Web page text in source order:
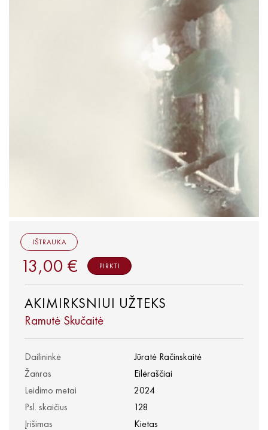
AKIMIRKSNIUI UŽTEKS
Ramutė Skučaitė
Dailininkė
Jūratė Račinskaitė
Žanras
Eilėraščiai
Leidimo metai
2024
Psl. skaičius
128
Įrišimas
Kietas
IŠTRAUKA
13,00 € PIRKTI